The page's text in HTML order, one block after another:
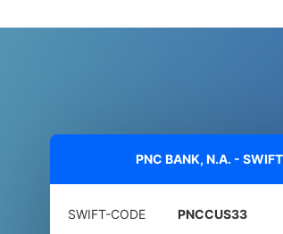
PNC BANK, N.A. -
SWIFT-CODE PNCCUS33